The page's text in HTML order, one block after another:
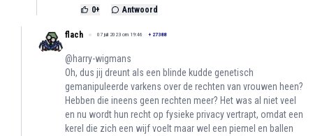
0+ Antwoord
flach 07 juli 2023 om 19:46 + 27388
@harry-wigmans
Oh, dus jij dreunt als een blinde kudde genetisch
gemanipuleerde varkens over de rechten van vrouwen heen?
Hebben die ineens geen rechten meer? Het was al niet veel
en nu wordt hun recht op fysieke privacy vertrapt, omdat een
kerel die zich een wijf voelt maar wel een piemel en ballen